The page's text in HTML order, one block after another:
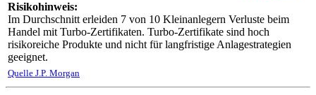
Risikohinweis:
Im Durchschnitt erleiden 7 von 10 Kleinanlegern Verluste beim
Handel mit Turbo-Zertifikaten. Turbo-Zertifikate sind hoch
risikoreiche Produkte und nicht für langfristige Anlagestrategien
geeignet.
Quelle J.P. Morgan